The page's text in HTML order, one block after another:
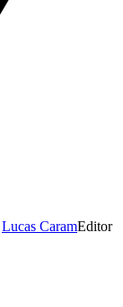
Lucas CaramEditor